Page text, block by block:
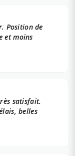
Position de
et moins
satisfait.
belles